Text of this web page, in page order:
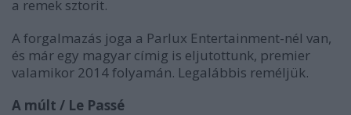
a remek sztorit.
A forgalmazás joga a Parlux Entertainment-nél van,
és már egy magyar címig is eljutottunk, premier
valamikor 2014 folyamán. Legalábbis reméljük.
A múlt / Le Passé